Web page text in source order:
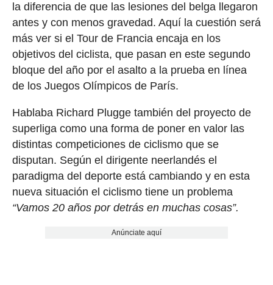
la diferencia de que las lesiones del belga llegaron
antes y con menos gravedad. Aquí la cuestión será
más ver si el Tour de Francia encaja en los
objetivos del ciclista, que pasan en este segundo
bloque del año por el asalto a la prueba en línea
de los Juegos Olímpicos de París.
Hablaba Richard Plugge también del proyecto de
superliga como una forma de poner en valor las
distintas competiciones de ciclismo que se
disputan. Según el dirigente neerlandés el
paradigma del deporte está cambiando y en esta
nueva situación el ciclismo tiene un problema
“Vamos 20 años por detrás en muchas cosas”.
Anúnciate aquí